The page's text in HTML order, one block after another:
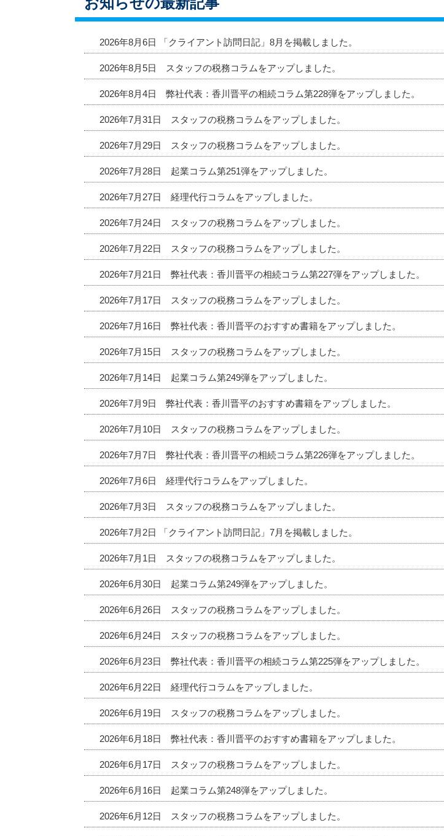
2026年8月6日 「クライアント訪問日記」8月を掲載しました。
2026年8月5日 スタッフの税務コラムをアップしました。
2026年8月4日 弊社代表：香川晋平の相続コラム第228弾をアップしました。
2026年7月31日 スタッフの税務コラムをアップしました。
2026年7月29日 スタッフの税務コラムをアップしました。
2026年7月28日 起業コラム第251弾をアップしました。
2026年7月27日 経理代行コラムをアップしました。
2026年7月24日 スタッフの税務コラムをアップしました。
2026年7月22日 スタッフの税務コラムをアップしました。
2026年7月21日 弊社代表：香川晋平の相続コラム第227弾をアップしました。
2026年7月17日 スタッフの税務コラムをアップしました。
2026年7月16日 弊社代表：香川晋平のおすすめ書籍をアップしました。
2026年7月15日 スタッフの税務コラムをアップしました。
2026年7月14日 起業コラム第249弾をアップしました。
2026年7月9日 弊社代表：香川晋平のおすすめ書籍をアップしました。
2026年7月10日 スタッフの税務コラムをアップしました。
2026年7月7日 弊社代表：香川晋平の相続コラム第226弾をアップしました。
2026年7月6日 経理代行コラムをアップしました。
2026年7月3日 スタッフの税務コラムをアップしました。
2026年7月2日 「クライアント訪問日記」7月を掲載しました。
2026年7月1日 スタッフの税務コラムをアップしました。
2026年6月30日 起業コラム第249弾をアップしました。
2026年6月26日 スタッフの税務コラムをアップしました。
2026年6月24日 スタッフの税務コラムをアップしました。
2026年6月23日 弊社代表：香川晋平の相続コラム第225弾をアップしました。
2026年6月22日 経理代行コラムをアップしました。
2026年6月19日 スタッフの税務コラムをアップしました。
2026年6月18日 弊社代表：香川晋平のおすすめ書籍をアップしました。
2026年6月17日 スタッフの税務コラムをアップしました。
2026年6月16日 起業コラム第248弾をアップしました。
2026年6月12日 スタッフの税務コラムをアップしました。